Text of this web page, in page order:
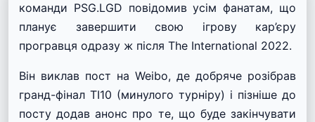
команди PSG.LGD повідомив усім фанатам, що
планує завершити свою ігрову кар’єру
програвця одразу ж після The International 2022.
Він виклав пост на Weibo, де добряче розібрав
гранд-фінал TI10 (минулого турніру) і пізніше до
посту додав анонс про те, що буде закінчувати